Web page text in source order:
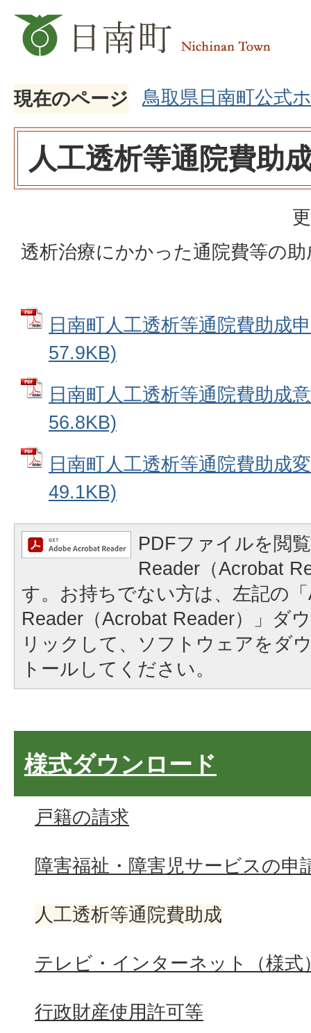
現在のページ 鳥取県日南町公式
人工透析等通院費助
透析治療にかかった通院費等の
日南町人工透析等通院費助成
57.9KB)
日南町人工透析等通院費助成
56.8KB)
日南町人工透析等通院費助成
49.1KB)
PDFファイルを閲
Reader（Acrobat
す。お持ちでない方は、左記の
Reader（Acrobat Reader）」ダ
リックして、ソフトウェアをダ
トールしてください。
様式ダウンロード
戸籍の請求
障害福祉・障害児サービスの申
人工透析等通院費助成
テレビ・インターネット（様式
行政財産使用許可等